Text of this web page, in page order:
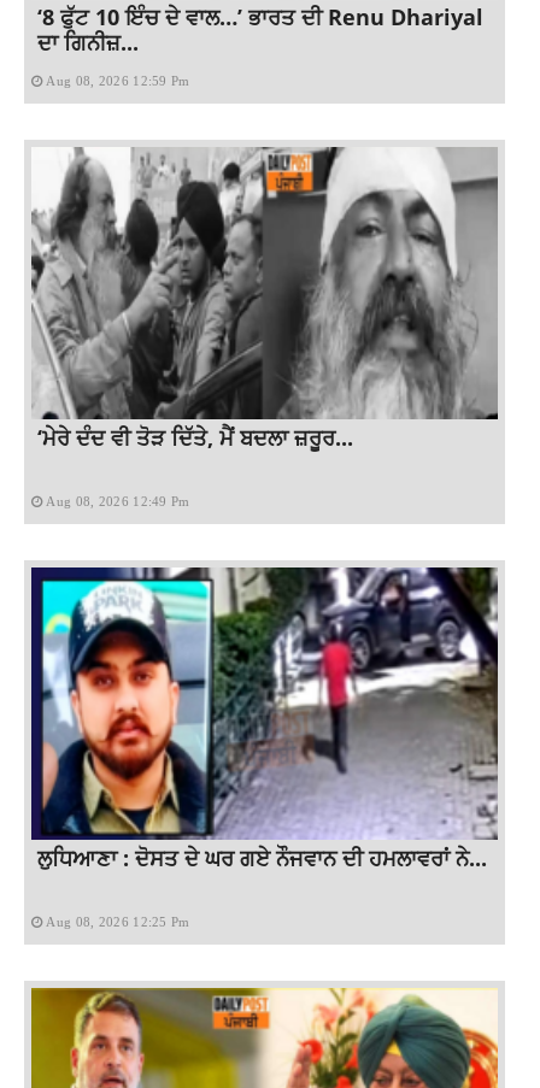
‘8 ਫੁੱਟ 10 ਇੰਚ ਦੇ ਵਾਲ…’ ਭਾਰਤ ਦੀ Renu Dhariyal
ਦਾ ਗਿਨੀਜ਼...
Aug 08, 2026 12:59 Pm
‘ਮੇਰੇ ਦੰਦ ਵੀ ਤੋੜ ਦਿੱਤੇ, ਮੈਂ ਬਦਲਾ ਜ਼ਰੂਰ...
Aug 08, 2026 12:49 Pm
ਲੁਧਿਆਣਾ : ਦੋਸਤ ਦੇ ਘਰ ਗਏ ਨੌਜਵਾਨ ਦੀ ਹਮਲਾਵਰਾਂ ਨੇ...
Aug 08, 2026 12:25 Pm